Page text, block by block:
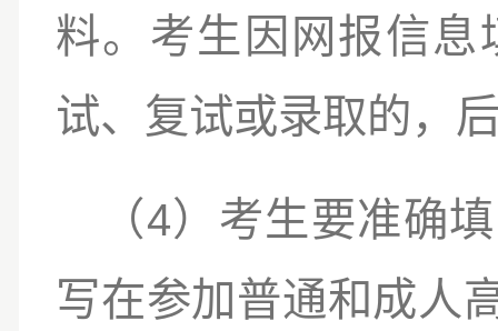
料。 考生因网报信息
试、复试或录取的，
（4） 考生要准确
写在参加普通和成人